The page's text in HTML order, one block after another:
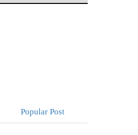
Popular Post